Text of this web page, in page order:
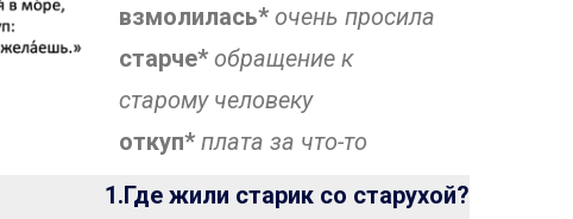
взмолилась*очень просила
старче* обращение к
старому человеку
откуп* плата за что-то
1.Где жили старик со старухой?